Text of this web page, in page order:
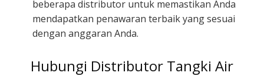
beberapa distributor untuk memastikan Anda
mendapatkan penawaran terbaik yang sesuai
dengan anggaran Anda.
Hubungi Distributor Tangki Air